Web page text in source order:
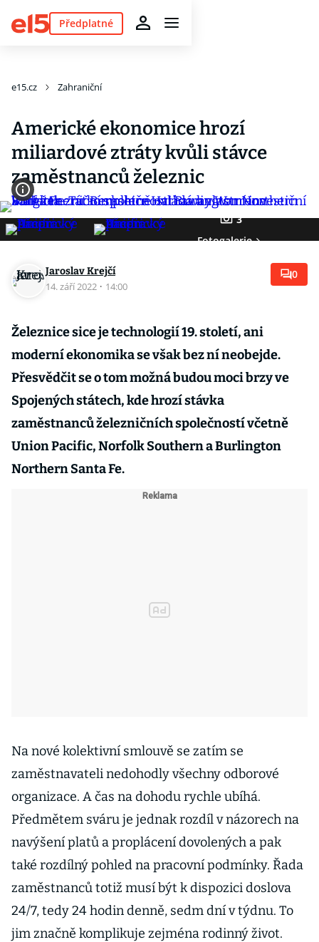
Předplatné
e15.cz Zahraniční
Americké ekonomice hrozí
miliardové ztráty kvůli stávce
zaměstnanců železnic
3
Fotogalerie
Jaroslav Krejčí
14. září 2022 · 14:00
0
Železnice sice je technologií 19. století, ani
moderní ekonomika se však bez ní neobejde.
Přesvědčit se o tom možná budou moci brzy ve
Spojených státech, kde hrozí stávka
zaměstnanců železničních společností včetně
Union Pacific, Norfolk Southern a Burlington
Northern Santa Fe.
Na nové kolektivní smlouvě se zatím se
zaměstnavateli nedohodly všechny odborové
organizace. A čas na dohodu rychle ubíhá.
Předmětem sváru je jednak rozdíl v názorech na
navýšení platů a proplácení dovolených a pak
také rozdílný pohled na pracovní podmínky. Řada
zaměstnanců totiž musí být k dispozici doslova
24/7, tedy 24 hodin denně, sedm dní v týdnu. To
jim značně komplikuje zejména rodinný život.